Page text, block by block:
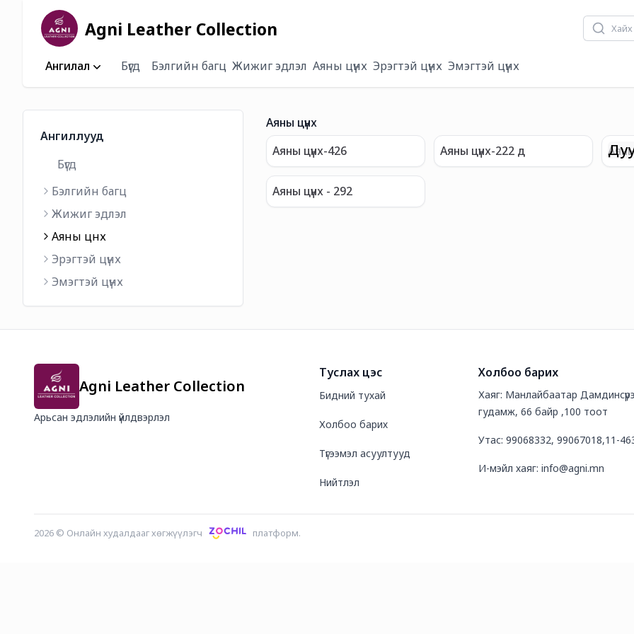
Agni Leather Collection
Ангилал Бүгд Бэлгийн багц Жижиг эдлэл Аяны цүнх Эрэгтэй цүнх Эмэгтэй цүнх
Ангиллууд
Бүгд
Бэлгийн багц
Жижиг эдлэл
Аяны цүнх
Эрэгтэй цүнх
Эмэгтэй цүнх
Аяны цүнх
Аяны цүнх-426
Аяны цүнх-222 д
Аяны цүнх - 292
Agni Leather Collection
Арьсан эдлэлийн үйлдвэрлэл
Туслах цэс
Бидний тухай
Холбоо барих
Түгээмэл асуултууд
Нийтлэл
Холбоо барих
Хаяг: Манлайбаатар
гудамж, 66 байр ,100 тоот
Утас: 99068332, 99067018,11-
И-мэйл хаяг: info@agni.mn
2026 © Онлайн худалдааг хөгжүүлэгч платформ.